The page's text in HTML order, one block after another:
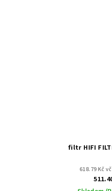
filtr HIFI
618.79 Kč